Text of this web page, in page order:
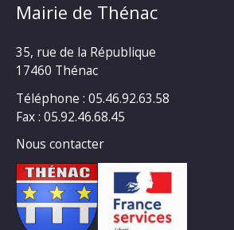
Mairie de Thénac
35, rue de la République
17460 Thénac
Téléphone : 05.46.92.63.58
Fax : 05.92.46.68.45
Nous contacter